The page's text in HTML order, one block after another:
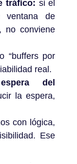
tráfico: si el
ventana de
no conviene
“buffers por
real.
del
la espera,
con lógica,
Ese